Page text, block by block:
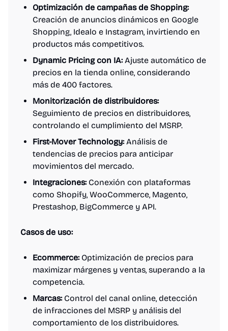
Optimización de campañas de Shopping:
Creación de anuncios dinámicos en Google
Shopping, Idealo e Instagram, invirtiendo en
productos más competitivos.
Dynamic Pricing con IA:Ajuste automático de
precios en la tienda online, considerando
más de 400 factores.
Monitorización de distribuidores:
Seguimiento de precios en distribuidores,
controlando el cumplimiento del MSRP.
First-Mover Technology:Análisis de
tendencias de precios para anticipar
movimientos del mercado.
Integraciones:Conexión con plataformas
como Shopify, WooCommerce, Magento,
Prestashop, BigCommerce y API.
Casos de uso:
Ecommerce:Optimización de precios para
maximizar márgenes y ventas, superando a la
competencia.
Marcas:Control del canal online, detección
de infracciones del MSRP y análisis del
comportamiento de los distribuidores.